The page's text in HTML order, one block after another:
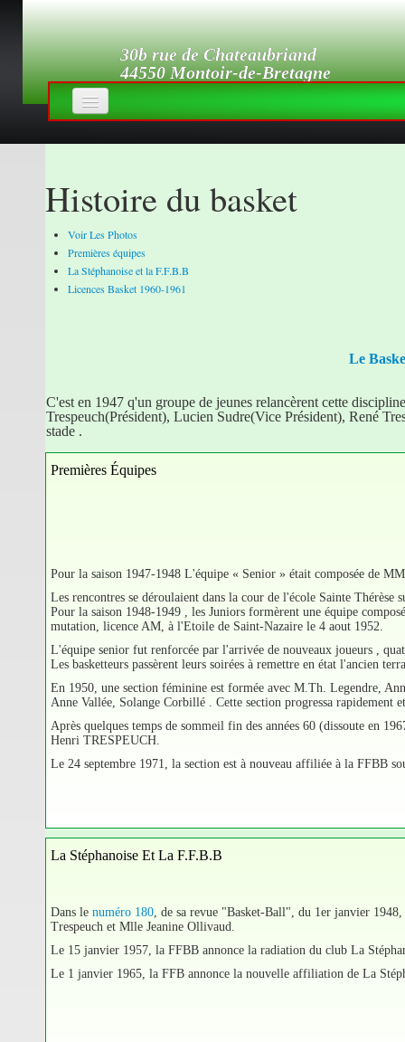
30b rue de Chateaubriand
44550 Montoir-de-Bretagne
Les Sections
Revue de Presse
Photothèque
Histoire du basket
Voir Les Photos
Premières équipes
La Stéphanoise et la F.F.B.B
Licences Basket 1960-1961
Le
C'est en 1947 q'un groupe de jeunes relancèrent cette
Trespeuch(Président), Lucien Sudre(Vice Président), René
stade .
Premières Équipes
Pour la saison 1947-1948 L'équipe « Senior » était composée de
Les rencontres se déroulaient dans la cour de l'école Sainte
Pour la saison 1948-1949 , les Juniors formèrent une équipe
mutation, licence AM, à l'Etoile de Saint-Nazaire le 4 aout 1952.
L'équipe senior fut renforcée par l'arrivée de nouveaux joueurs ,
Les basketteurs passèrent leurs soirées à remettre en état l'ancien
En 1950, une section féminine est formée avec M.Th. Legendre,
Anne Vallée, Solange Corbillé . Cette section progressa rapidement
Après quelques temps de sommeil fin des années 60 (dissoute en
Henri TRESPEUCH.
Le 24 septembre 1971, la section est à nouveau affiliée à la FFBB
La Stéphanoise Et La F.F.B.B
Dans le numéro 180, de sa revue "Basket-Ball", du 1er janvier
Trespeuch et Mlle Jeanine Ollivaud.
Le 15 janvier 1957, la FFBB annonce la radiation du club La
Le 1 janvier 1965, la FFB annonce la nouvelle affiliation de La